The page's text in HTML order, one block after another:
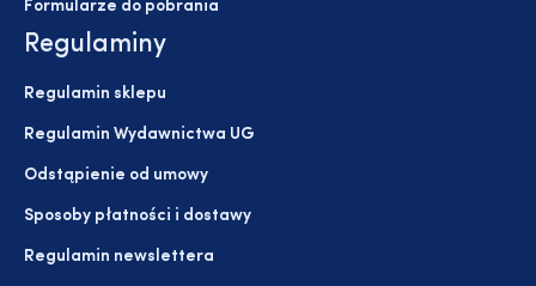
Formularze do pobrania
Regulaminy
Regulamin sklepu
Regulamin Wydawnictwa UG
Odstąpienie od umowy
Sposoby płatności i dostawy
Regulamin newslettera